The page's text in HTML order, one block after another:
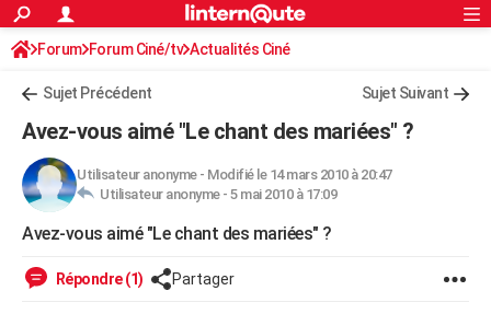
ACTUALITÉS
Politique
Société
Faits Divers
Education
Monde
Villes
+
FINANCE
Retraite
Impôts
Epargne
Immobilier
Risques naturels par ville
Banque
Assurance
Crédit
AUTO
Essais
Réserver un essai
Citadines
Berlines
SUV
Forum auto
+
Mobiles
Meilleur smartphone
Internet
Ordinateurs
Jeux vidéo
Guide high-tech
BRICOLAGE
S'inscrire
Connexion
Forum Forum Ciné/tv Actualités Ciné
Sujet Précédent Sujet Suivant
Avez-vous aimé "Le chant des mariées" ?
Utilisateur anonyme- Modifié le 14 mars 2010 à 20:47
Utilisateur anonyme - 5 mai 2010 à 17:09
Avez-vous aimé "Le chant des mariées" ?
Répondre (1) Partager